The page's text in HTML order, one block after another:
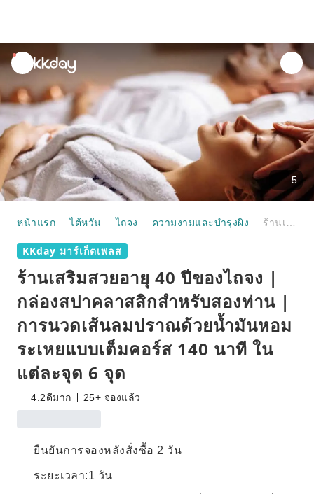
unread
notifications
5
หน้าแรก ไต้หวัน ไถจง ความงามและบำรุงผิง
KKday มาร์เก็ตเพลส
ร้านเสริมสวยอายุ 40 ปีของไถจง |
กล่องสปาคลาสสิกสำหรับสองท่าน |
การนวดเส้นลมปราณด้วยน้ำมันหอม
ระเหยแบบเต็มคอร์ส 140 นาที ใน
แต่ละจุด 6 จุด
4.2ดีมาก 25+ จองแล้ว
ยืนยันการจองหลังสั่งซื้อ 2 วัน
ระยะเวลา:1 วัน